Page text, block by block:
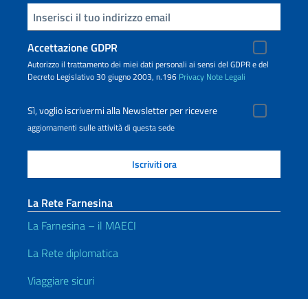
Inserisci la tua email
Accettazione GDPR
Autorizzo il trattamento dei miei dati personali ai sensi del GDPR e del
Decreto Legislativo 30 giugno 2003, n.196 Privacy Note Legali
Sì, voglio iscrivermi alla Newsletter per ricevere
aggiornamenti sulle attività di questa sede
La Rete Farnesina
La Farnesina – il MAECI
La Rete diplomatica
Viaggiare sicuri